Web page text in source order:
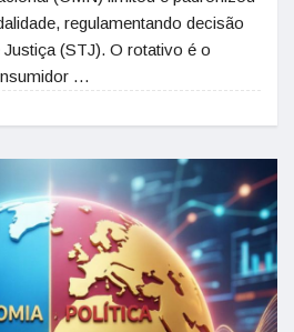
regulamentando decisão
(STJ). O rotativo é o
…